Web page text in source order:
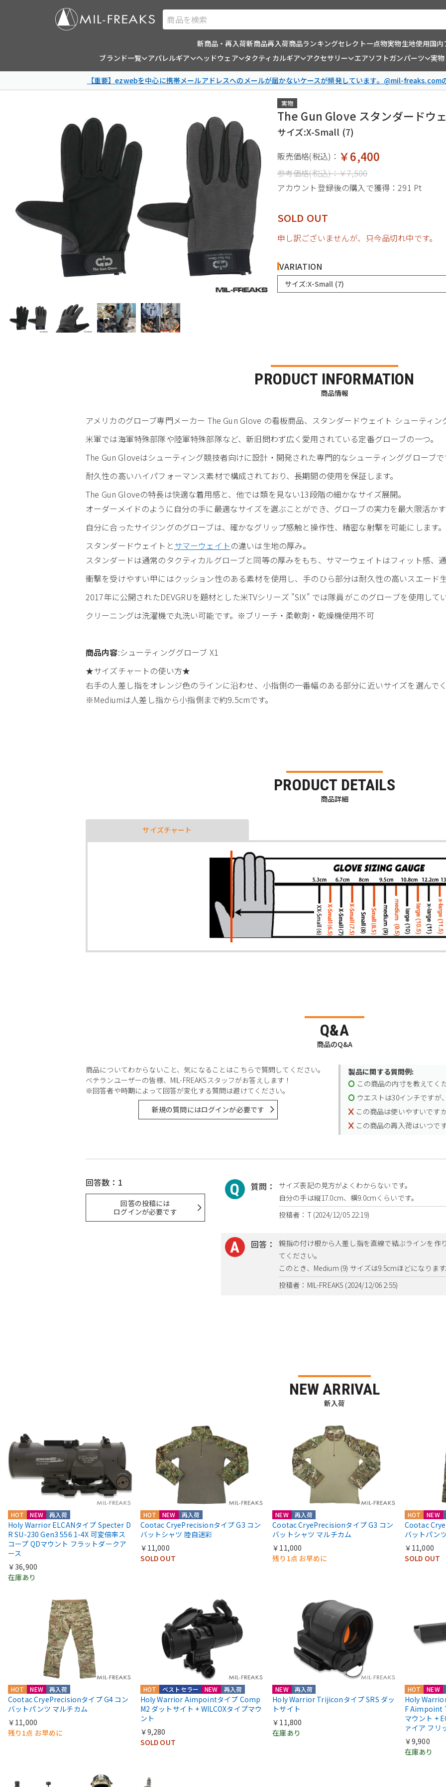
商品を検索
新商品・再入荷新商品再入荷商品ランキングセレクト一点物実物生地使用国内
ブランド一覧
アパレルギア ヘッドウェア タクティカルギア アクセサリー エアソフトガンパーツ 実
【重要】ezwebを中心に携帯メールアドレスへのメールが届かないケースが頻発しています。@mil-freaks.com
実物
The Gun Glove スタンダードウ
サイズ:X-Small (7)
販売価格(税込)： ￥6,400
参考価格(税込)：￥7,500
アカウント登録後の購入で獲得：291 Pt
SOLD OUT
申し訳ございませんが、只今品切れ中です。
VARIATION
サイズ:X-Small (7)
PRODUCT INFORMATION
商品情報
アメリカのグローブ専門メーカー The Gun Glove の看板商品、スタンダードウェイト シューティン
米軍では海軍特殊部隊や陸軍特殊部隊など、新旧問わず広く愛用されている定番グローブの一つ。
The Gun Gloveはシューティング競技者向けに設計・開発された専門的なシューティンググローブで
耐久性の高いハイパフォーマンス素材で構成されており、長期間の使用を保証します。
The Gun Gloveの特長は快適な着用感と、他では類を見ない13段階の細かなサイズ展開。
オーダーメイドのように自分の手に最適なサイズを選ぶことができ、グローブの実力を最大限活かす
自分に合ったサイジングのグローブは、確かなグリップ感触と操作性、精密な射撃を可能にします。
スタンダードウェイトとサマーウェイトの違いは生地の厚み。
スタンダードは通常のタクティカルグローブと同等の厚みをもち、サマーウェイトはフィット感、通
衝撃を受けやすい甲にはクッション性のある素材を使用し、手のひら部分は耐久性の高いスエード生
2017年に公開されたDEVGRUを題材とした米TVシリーズ "SIX" では隊員がこのグローブを使用してい
クリーニングは洗濯機で丸洗い可能です。※ブリーチ・柔軟剤・乾燥機使用不可
商品内容:シューティンググローブ X1
★サイズチャートの使い方★
右手の人差し指をオレンジ色のラインに沿わせ、小指側の一番幅のある部分に近いサイズを選んでく
※Mediumは人差し指から小指側まで約9.5cmです。
PRODUCT DETAILS
商品詳細
サイズチャート
Q&A
商品のQ&A
商品についてわからないこと、気になることはこちらで質問してください。
ベテランユーザーの皆様、MIL-FREAKSスタッフがお答えします！
※回答者や時期によって回答が変化する質問は避けてください。
新規の質問にはログインが必要です
製品に関する質問例:
この商品の内寸を教えてく
ウエストは30インチですが
この商品は使いやすいです
この商品の再入荷はいつで
回答数：1
回答の投稿には
ログインが必要です
質問：
サイズ表記の見方がよくわからないです。
自分の手は縦17.0cm、横9.0cmくらいです。
投稿者：T (2024/12/05 22:19)
回答：
親指の付け根から人差し指を直線で結ぶラインを作
てください。
このとき、Medium (9) サイズは9.5cmほどになります
投稿者：MIL-FREAKS (2024/12/06 2:55)
NEW ARRIVAL
新入荷
HOT NEW 再入荷
Holy Warrior ELCANタイプ Specter D
R SU-230 Gen3 556 1-4X 可変倍率ス
コープ QDマウント フラットダークア
ース
￥36,900
在庫あり
HOT NEW 再入荷
Cootac CryePrecisionタイプ G3 コン
バットシャツ 陸自迷彩
￥11,000
SOLD OUT
NEW 再入荷
Cootac CryePrecisionタイプ G3 コン
バットシャツ マルチカム
￥11,000
残り1点 お早めに
HOT NEW
Cootac
バットパン
￥11,000
SOLD OUT
HOT NEW 再入荷
Cootac CryePrecisionタイプ G4 コン
バットパンツ マルチカム
￥11,000
残り1点 お早めに
HOT NEW 再入荷
ベストセラー
Holy Warrior Aimpointタイプ Comp
M2 ダットサイト + WILCOXタイプマウ
ント
￥9,280
SOLD OUT
NEW 再入荷
Holy Warrior Trijiconタイプ SRS ダッ
トサイト
￥11,800
在庫あり
HOT NEW
Holy
F Aimpoint
マウント +
ァイア フリ
￥9,900
在庫あり